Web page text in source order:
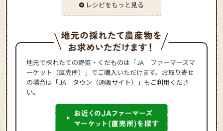
レシピをもっと見る
地元で採れたての野菜・くだものは「JA ファーマーズマ
ーケット（直売所）」でご購入いただけます。お取り寄せ
の場合は「JA タウン（通販サイト）」もご利用くださ
い。